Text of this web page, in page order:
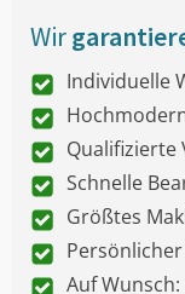
Wir
Individuelle
Qualifizierte
Schnelle
Größtes
Auf